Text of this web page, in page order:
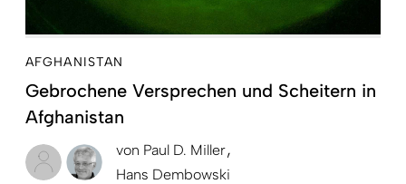
AFGHANISTAN
Gebrochene Versprechen und Scheitern in
Afghanistan
von Paul D. Miller
Hans Dembowski